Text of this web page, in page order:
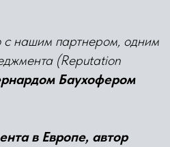
с нашим партнером, одним
(Reputation
Баухофером
в Европе, автор